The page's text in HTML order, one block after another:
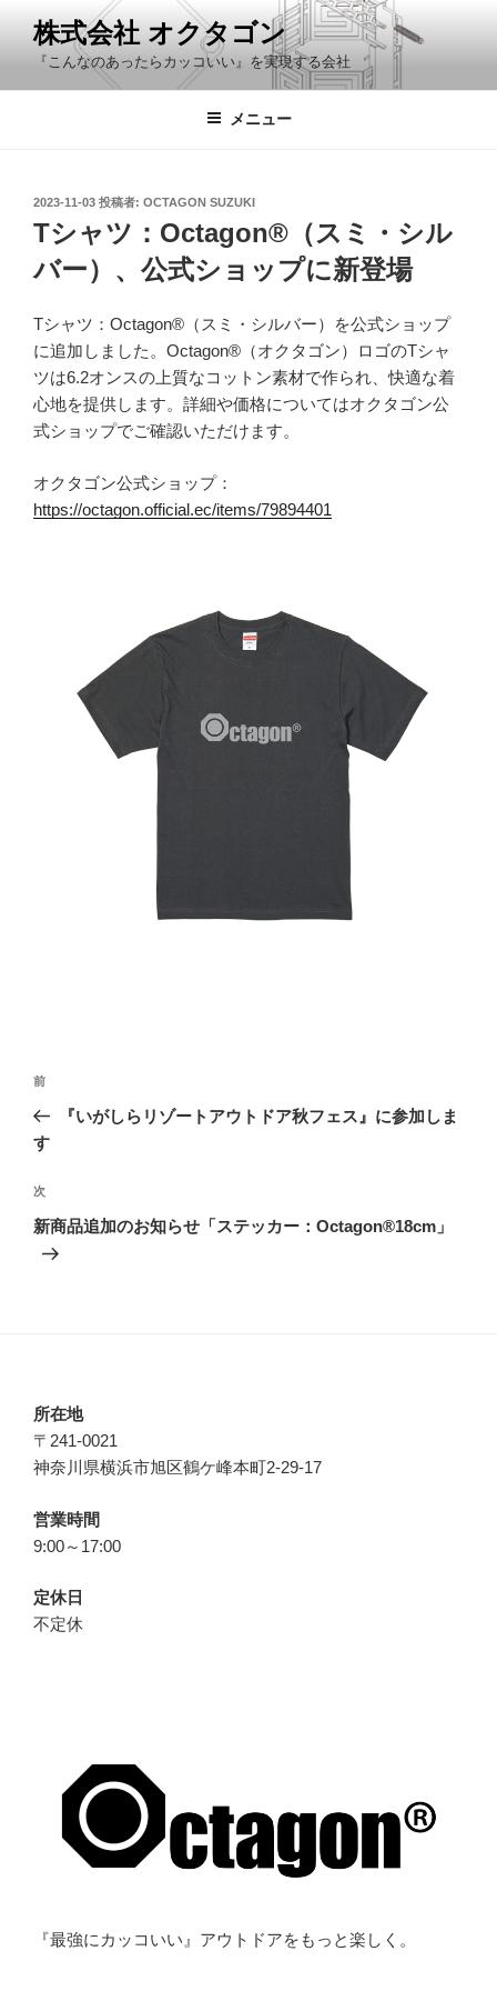
ン
株式会社 オクタゴン
『こんなのあったらカッコいい』を実現する会社
メニュー
投
稿
日:
2023-11-03 投稿者: OCTAGON SUZUKI
Tシャツ：Octagon®（スミ・シル
バー）、公式ショップに新登場
Tシャツ：Octagon®（スミ・シルバー）を公式ショップ
に追加しました。Octagon®（オクタゴン）ロゴのTシャ
ツは6.2オンスの上質なコットン素材で作られ、快適な着
心地を提供します。詳細や価格についてはオクタゴン公
式ショップでご確認いただけます。
オクタゴン公式ショップ：
https://octagon.official.ec/items/79894401
投
ナ
ゲ
ー
シ
前
の
投
前
『いがしらリゾートアウトドア秋フェス』に参加しま
す
次
の
次
新商品追加のお知らせ「ステッカー：Octagon®18cm」
所在地
〒241-0021
神奈川県横浜市旭区鶴ケ峰本町2-29-17
営業時間
9:00～17:00
定休日
不定休
『最強にカッコいい』アウトドアをもっと楽しく。